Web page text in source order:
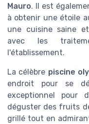
Mauro. Il est
à obtenir une étoile
une cuisine saine
avec les
l'établissement.
La célèbre piscine
endroit pour se
exceptionnel pour
déguster des fruits
grillé tout en